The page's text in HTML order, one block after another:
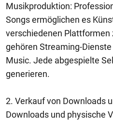
Musikproduktion:
Songs ermöglichen es
verschiedenen Plattformen
gehören Streaming-
Music. Jede abgespielte
generieren.
2. Verkauf von Downloads
Downloads und physische